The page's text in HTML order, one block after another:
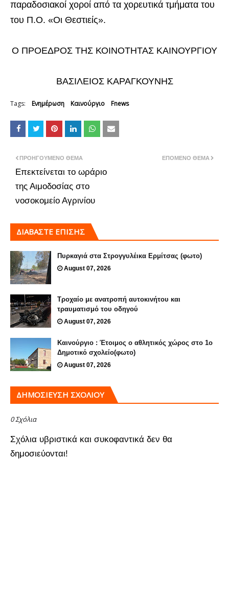
παραδοσιακοί χοροί από τα χορευτικά τμήματα του
του Π.Ο. «Οι Θεστιείς».
Ο ΠΡΟΕΔΡΟΣ ΤΗΣ ΚΟΙΝΟΤΗΤΑΣ ΚΑΙΝΟΥΡΓΙΟΥ
ΒΑΣΙΛΕΙΟΣ ΚΑΡΑΓΚΟΥΝΗΣ
Tags: Ενημέρωση Καινούργιο Fnews
ΕΠΌΜΕΝΟ ΘΈΜΑ
ΠΡΟΗΓΟΎΜΕΝΟ ΘΈΜΑ
Επεκτείνεται το ωράριο
της Αιμοδοσίας στο
νοσοκομείο Αγρινίου
ΔΙΑΒΑΣΤΕ ΕΠΙΣΗΣ
Πυρκαγιά στα Στρογγυλέικα Ερμίτσας (φωτο)
August 07, 2026
Τροχαίο με ανατροπή αυτοκινήτου και
τραυματισμό του οδηγού
August 07, 2026
Καινούργιο : Έτοιμος ο αθλητικός χώρος στο 1ο
Δημοτικό σχολείο(φωτο)
August 07, 2026
ΔΗΜΟΣΊΕΥΣΗ ΣΧΟΛΊΟΥ
0 Σχόλια
Σχόλια υβριστικά και συκοφαντικά δεν θα
δημοσιεύονται!